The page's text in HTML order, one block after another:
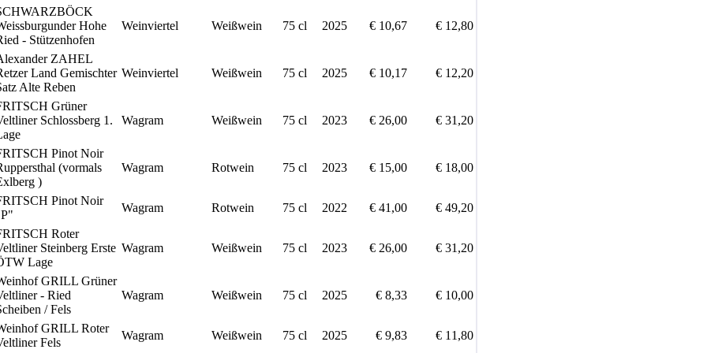
Hohe
- Stützenhofen
Weinviertel Weißwein 75 cl 2025 € 10,67 € 12,80
ZAHEL
Land Gemischter
Alte Reben
Weinviertel Weißwein 75 cl 2025 € 10,17 € 12,20
Grüner
Schlossberg 1.
Wagram Weißwein 75 cl 2023 € 26,00 € 31,20
Pinot Noir
(vormals
)
Wagram Rotwein 75 cl 2023 € 15,00 € 18,00
Pinot Noir
Wagram Rotwein 75 cl 2022 € 41,00
€ 49,20
Roter
Steinberg Erste
Lage
Wagram Weißwein 75 cl 2023 € 26,00 € 31,20
GRILL Grüner
- Ried
/ Fels
Wagram Weißwein 75 cl 2025 € 8,33 € 10,00
GRILL Roter
Fels
Wagram Weißwein 75 cl 2025 € 9,83 € 11,80